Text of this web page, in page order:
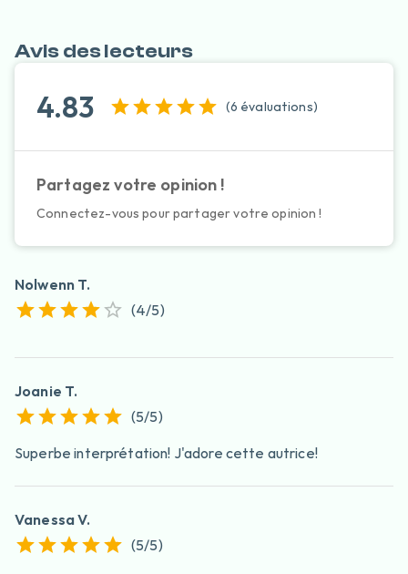
Avis des lecteurs
4.83 (6 évaluations)
Partagez votre opinion !
Connectez-vous pour partager votre opinion !
Nolwenn T.
(4/5)
Joanie T.
(5/5)
Superbe interprétation! J'adore cette autrice!
Vanessa V.
(5/5)